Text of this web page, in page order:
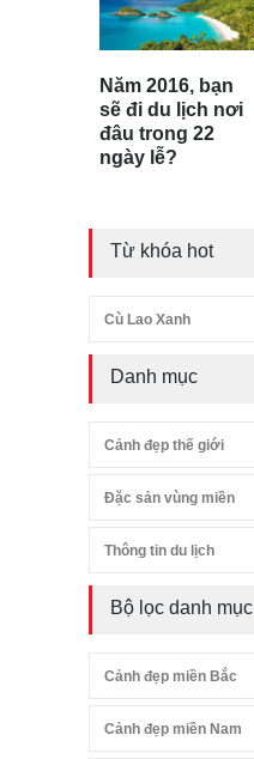
Năm 2016, bạn
sẽ đi du lịch nơi
đâu trong 22
ngày lễ?
Từ khóa hot
Cù Lao Xanh
Danh mục
Cảnh đẹp thế giới
Đặc sản vùng miền
Thông tin du lịch
Bộ lọc danh mục
Cảnh đẹp miền Bắc
Cảnh đẹp miền Nam